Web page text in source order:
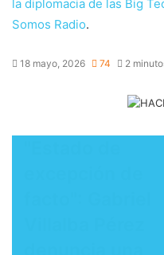
la diplomacia de las Big
Somos Radio.
18 mayo, 2026 74 2